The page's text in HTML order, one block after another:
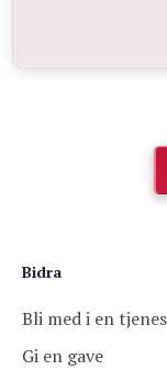
Bidra
Bli med i en
Gi en gave